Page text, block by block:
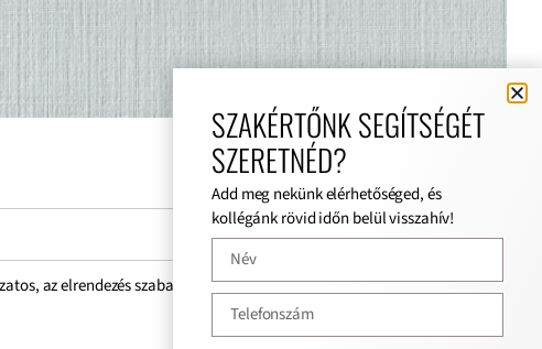
az elrendezés szabadságát kínálja, lehetővé téve az eredeti
SZAKÉRTŐNK SEGÍTSÉGÉT
SZERETNÉD?
Add meg nekünk elérhetőséged, és
kollégánk rövid időn belül visszahív!